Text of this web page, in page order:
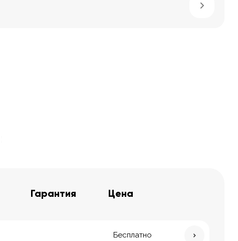
Гарантия Цена
Бесплатно